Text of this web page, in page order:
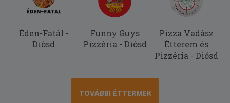
Éden-Fatál -
Diósd
Funny Guys
Pizzéria - Diósd
Pizza Vadász
Étterem és
Pizzéria - Diósd
TOVÁBBI ÉTTERMEK